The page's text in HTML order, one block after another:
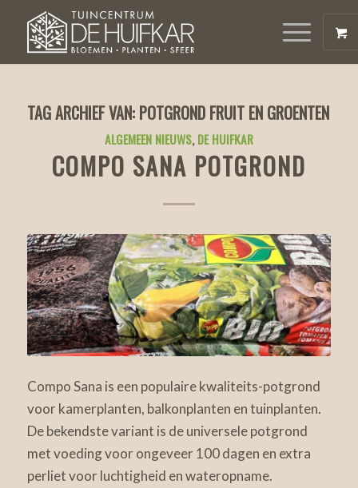
TAG ARCHIEF VAN: POTGROND FRUIT EN GROENTEN
ALGEMEEN NIEUWS,DE HUIFKAR
COMPO SANA POTGROND
Compo Sana is een populaire kwaliteits-potgrond
voor kamerplanten, balkonplanten en tuinplanten.
De bekendste variant is de universele potgrond
met voeding voor ongeveer 100 dagen en extra
perliet voor luchtigheid en wateropname.